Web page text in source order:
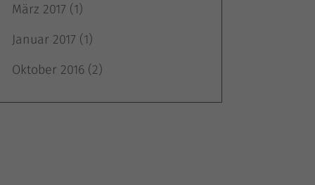
März 2017 (1)
Januar 2017 (1)
Oktober 2016(2)